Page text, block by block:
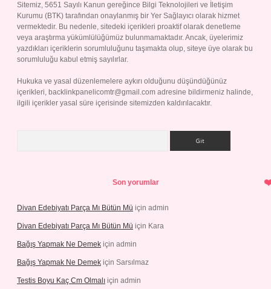
Sitemiz, 5651 Sayılı Kanun gereğince Bilgi Teknolojileri ve İletişim
Kurumu (BTK) tarafından onaylanmış bir Yer Sağlayıcı olarak hizmet
vermektedir. Bu nedenle, sitedeki içerikleri proaktif olarak denetleme
veya araştırma yükümlülüğümüz bulunmamaktadır. Ancak, üyelerimiz
yazdıkları içeriklerin sorumluluğunu taşımakta olup, siteye üye olarak bu
sorumluluğu kabul etmiş sayılırlar.
Hukuka ve yasal düzenlemelere aykırı olduğunu düşündüğünüz
içerikleri, backlinkpanelicomtr@gmail.com adresine bildirmeniz halinde,
ilgili içerikler yasal süre içerisinde sitemizden kaldırılacaktır.
Son yorumlar
Divan Edebiyatı Parça Mı Bütün Mü için admin
Divan Edebiyatı Parça Mı Bütün Mü için Kara
Bağış Yapmak Ne Demek için admin
Bağış Yapmak Ne Demek için Sarsılmaz
Testis Boyu Kaç Cm Olmalı için admin